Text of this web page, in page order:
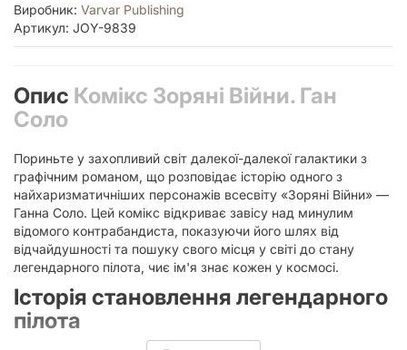
Виробник: Varvar Publishing
Артикул: JOY-9839
Опис Комікс Зоряні Війни. Ган
Соло
Пориньте у захопливий світ далекої-далекої галактики з
графічним романом, що розповідає історію одного з
найхаризматичніших персонажів всесвіту «Зоряні Війни» —
Ганна Соло. Цей комікс відкриває завісу над минулим
відомого контрабандиста, показуючи його шлях від
відчайдушності та пошуку свого місця у світі до стану
легендарного пілота, чиє ім'я знає кожен у космосі.
Історія становлення легендарного
пілота